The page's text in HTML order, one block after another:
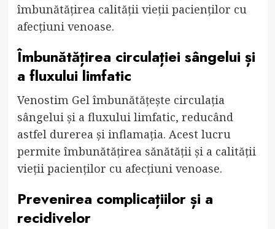
îmbunătățirea calității vieții pacienților cu
afecțiuni venoase.
Îmbunătățirea circulației sângelui și
a fluxului limfatic
Venostim Gel îmbunătățește circulația
sângelui și a fluxului limfatic, reducând
astfel durerea și inflamația. Acest lucru
permite îmbunătățirea sănătății și a calității
vieții pacienților cu afecțiuni venoase.
Prevenirea complicațiilor și a
recidivelor